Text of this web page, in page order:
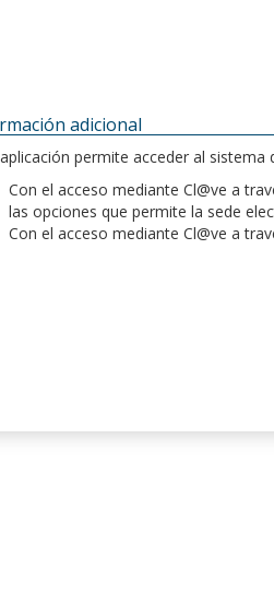
adicional
permite acceder al
Con el acceso mediante Cl@ve a
las opciones que permite la sede
Con el acceso mediante Cl@ve a